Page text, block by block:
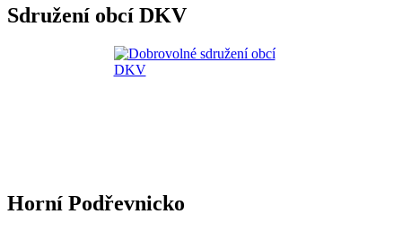
Sdružení obcí DKV
Horní Podřevnicko